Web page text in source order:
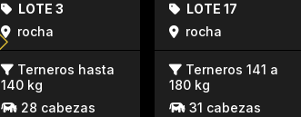
LOTE 3
rocha
Terneros hasta
140 kg
28 cabezas
LOTE 17
rocha
Terneros 141 a
180 kg
31 cabezas